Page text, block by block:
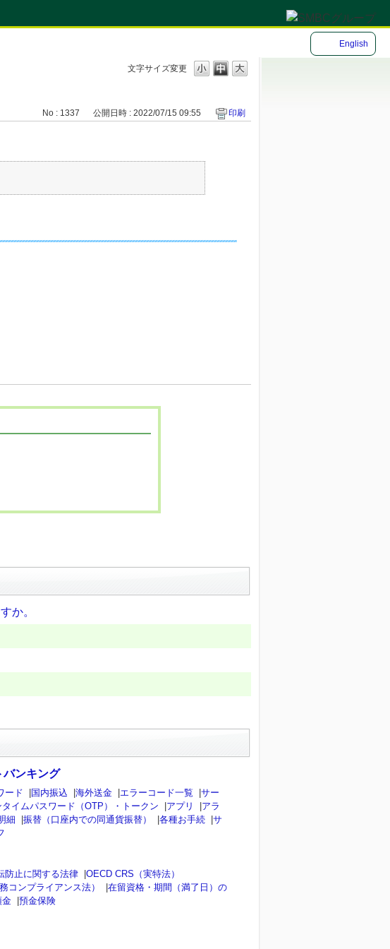
English
文字サイズ変更
No : 1337 公開日時 : 2022/07/15 09:55 印刷
か。
バンキング
ード |国内振込 |海外送金 |エラーコード一覧 |サー
イムパスワード（OTP）・トークン |アプリ |アラ
細 |振替（口座内での同通貨振替） |各種お手続 |サ
防止に関する法律 |OECD CRS（実特法）
コンプライアンス法） |在留資格・期間（満了日）の
金 |預金保険